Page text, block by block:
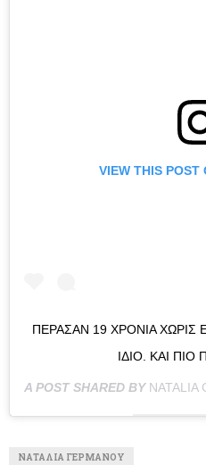
VIEW THIS POST
ΠΈΡΑΣΑΝ 19 ΧΡΌΝΙΑ ΧΩΡΊΣ
ΊΔΙΟ. ΚΑΙ ΠΙΟ
A POST SHARED BY NATALIA
ΝΑΤΑΛΊΑ ΓΕΡΜΑΝΟΎ